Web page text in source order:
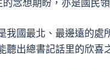
念想期盼，亦是國民
我國最北、最邊遠的
聽出總書記話里的欣喜